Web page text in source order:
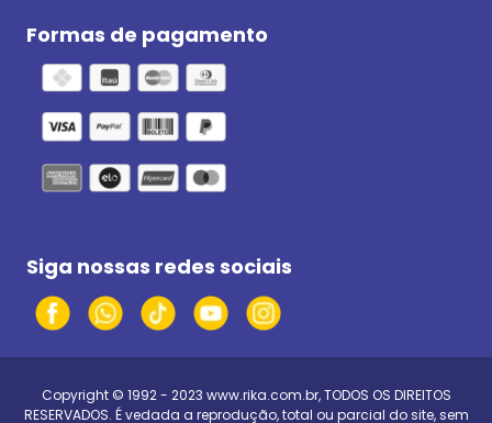
Formas de pagamento
Siga nossas redes sociais
Copyright © 1992 - 2023 www.rika.com.br, TODOS OS DIREITOS
RESERVADOS. É vedada a reprodução, total ou parcial do site, sem